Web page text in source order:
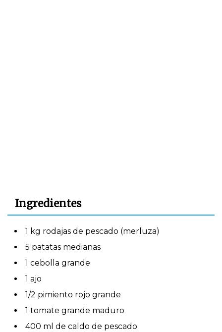
Ingredientes
1 kg rodajas de pescado (merluza)
5 patatas medianas
1 cebolla grande
1 ajo
1/2 pimiento rojo grande
1 tomate grande maduro
400 ml de caldo de pescado